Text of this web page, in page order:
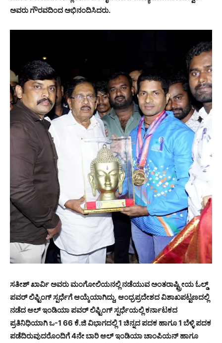
ಅವರು ಗೌರವದಿಂದ ಅಭಿನಂದಿಸಿದರು.
ಸತೀಶ್ ಖಾರ್ವಿ ಅವರು ಮಂಗೋಲಿಯನಲ್ಲಿ ನಡೆಯುವ ಅಂತರಾಷ್ಟ್ರೀಯ ಓಲ್ಡ್
ಪವರ್ ಲಿಫ್ಟಿಂಗ್ ಸ್ಪರ್ಧೆಗೆ ಆಯ್ಕೆಯಾಗಿದ್ದು, ಆಂಧ್ರಪ್ರದೇಶದ ವಿಶಾಖಪಟ್ಟಣದಲ್ಲಿ
ನಡೆದ ಆಲ್ ಇಂಡಿಯಾ ಪವರ್ ಲಿಫ್ಟಿಂಗ್ ಸ್ಪರ್ಧೆಯಲ್ಲಿ ಕರ್ನಾಟಕದ
ಪ್ರತಿನಿಧಿಯಾಗಿ ಒ-1 66 ಕೆ.ಜಿ ವಿಭಾಗದಲ್ಲಿ 1 ಚಿನ್ನದ ಪದಕ ಹಾಗೂ 1 ಬೆಳ್ಳಿ ಪದಕ
ಪಡೆದಿರುವುದರೊಂದಿಗೆ 4ನೇ ಬಾರಿ ಆಲ್ ಇಂಡಿಯಾ ಚಾಂಪಿಯನ್ ಹಾಗೂ